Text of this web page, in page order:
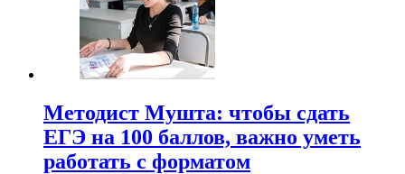
Методист Мушта: чтобы сдать
ЕГЭ на 100 баллов, важно уметь
работать с форматом